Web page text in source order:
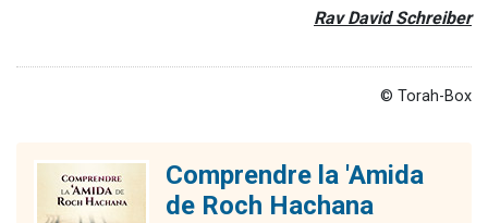
Rav David Schreiber
© Torah-Box
Comprendre la 'Amida
de Roch Hachana